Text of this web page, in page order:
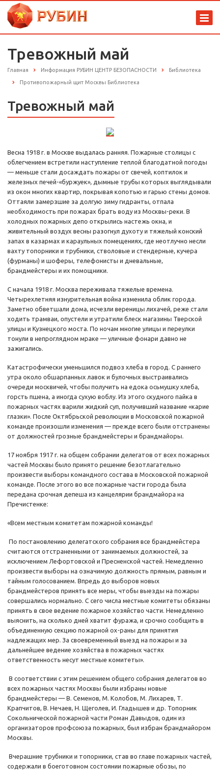
Тревожный май
Главная Информация РУБИН ЦЕНТР БЕЗОПАСНОСТИ Библиотека
Противопожарный щит Москвы Библиотека
Тревожный май
Весна 1918 г. в Москве выдалась ранняя. Пожарные столицы с
облегчением встретили наступление теплой благодатной погоды
— меньше стали досаждать пожары от свечей, коптилок и
железных печей-«буржуек», дымные трубы которых выглядывали
из окон многих квартир, покрывая копотью и гарью стены домов.
Оттаяли замерзшие за долгую зиму гидранты, отпала
необходимость при пожарах брать воду из Москвы-реки. В
холодных пожарных депо открылись настежь окна, и
живительный воздух весны разогнул духоту и тяжелый конский
запах в казармах и караульных помещениях, где неотлучно несли
вахту топорники и трубники, стволовые и стендерные, кучера
(фурманы) и шоферы, телефонисты и дневальные,
брандмейстеры и их помощники.
С начала 1918 г. Москва переживала тяжелые времена.
Четырехлетняя изнурительная война изменила облик города.
Заметно обветшали дома, исчезли вереницы лихачей, реже стали
ходить трамваи, опустели и утратили блеск магазины Тверской
улицы и Кузнецкого моста. По ночам многие улицы и переулки
тонули в непроглядном мраке — уличные фонари давно не
зажигались.
Катастрофически уменьшился подвоз хлеба в город. С раннего
утра около обшарпанных лавок и булочных выстраивались
очереди москвичей, чтобы получить на едока осьмушку хлеба,
горсть пшена, а иногда сухую воблу. Из этого скудного пайка в
пожарных частях варили жидкий суп, получивший название «карие
глазки». После Октябрьской революции в Московской пожарной
команде произошли изменения — прежде всего были отстранены
от должностей грозные брандмейстеры и брандмайоры.
17 ноября 1917 г. на общем собрании делегатов от всех пожарных
частей Москвы было принято решение безотлагательно
произвести выборы командного состава в Московской пожарной
команде. После этого во все пожарные части города была
передана срочная депеша из канцелярии брандмайора на
Пречистенке:
«Всем местным комитетам пожарной команды!
По постановлению делегатского собрания все брандмейстера
считаются отстраненными от занимаемых должностей, за
исключением Лефортовской и Пресненской частей. Немедленно
произвести выборы на означимую должность прямым, равным и
тайным голосованием. Впредь до выборов новых
брандмейстеров принять все меры, чтобы выезды на пожары
совершались нормально. С сего числа местные комитеты обязаны
принять в свое ведение пожарное хозяйство части. Немедленно
выяснить, на сколько дней хватит фуража, и срочно сообщить в
объединенную секцию пожарной ох-раны для принятия
надлежащих мер. За своевременный выезд на пожары и за
дальнейшее ведение хозяйства в пожарных частях
ответственность несут местные комитеты».
В соответствии с этим решением общего собрания делегатов во
всех пожарных частях Москвы были избраны новые
брандмейстеры — В. Семенов, М. Колобов, М. Лихарев, Т.
Крапчитов, В. Нечаев, Н. Щеголев, И. Гладышев и др. Топорник
Сокольнической пожарной части Роман Давыдов, один из
организаторов профсоюза пожарных, был избран брандмайором
Москвы.
Вчерашние трубники и топорники, став во главе пожарных частей,
содержали в боеготовном состоянии пожарные обозы, по